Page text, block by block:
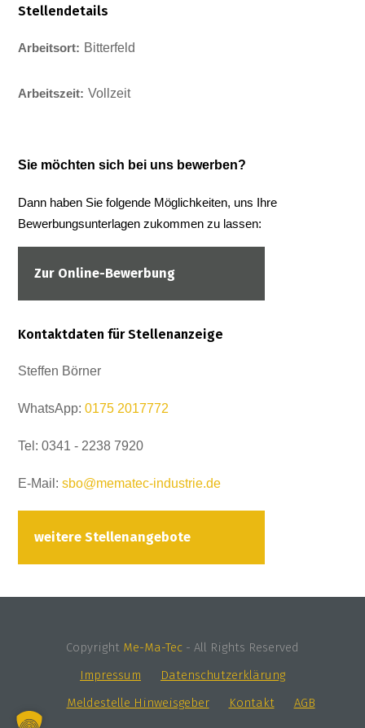
Stellendetails
Arbeitsort: Bitterfeld
Arbeitszeit: Vollzeit
Sie möchten sich bei uns bewerben?
Dann haben Sie folgende Möglichkeiten, uns Ihre
Bewerbungsunterlagen zukommen zu lassen:
Zur Online-Bewerbung
Kontaktdaten für Stellenanzeige
Steffen Börner
WhatsApp:0175 2017772
Tel: 0341 - 2238 7920
E-Mail:sbo@mematec-industrie.de
weitere Stellenangebote
Copyright Me-Ma-Tec - All Rights Reserved
Impressum
Datenschutzerklärung
Meldestelle Hinweisgeber
Kontakt AGB